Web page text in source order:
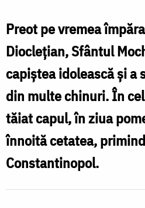
Mochie
‒
drumul
spre
sfințenie
Preot pe vremea
Dioclețian, Sfântul
capiștea idolească și a
din multe chinuri. În
tăiat capul, în ziua
înnoită cetatea,
Constantinopol.